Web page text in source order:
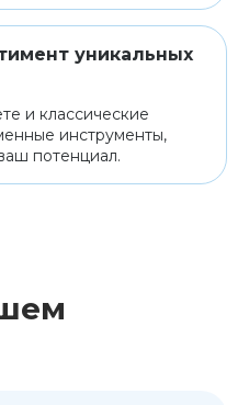
уникальных
и классические
инструменты,
потенциал.